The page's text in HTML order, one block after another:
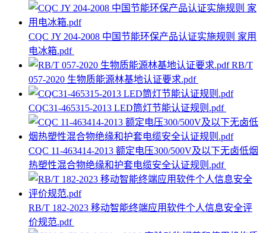
CQC JY 204-2008 中国节能环保产品认证实施规则 家用
电冰箱.pdf
RB/T
057-2020 生物质能源林基地认证要求.pdf
CQC31-465315-2013 LED筒灯节能认证规则.pdf
CQC 11-463414-2013 额定电压300/500V及以下无卤低烟
热塑性混合物绝缘和护套电缆安全认证规则.pdf
RB/T 182-2023 移动智能终端应用软件个人信息安全评
价规范.pdf